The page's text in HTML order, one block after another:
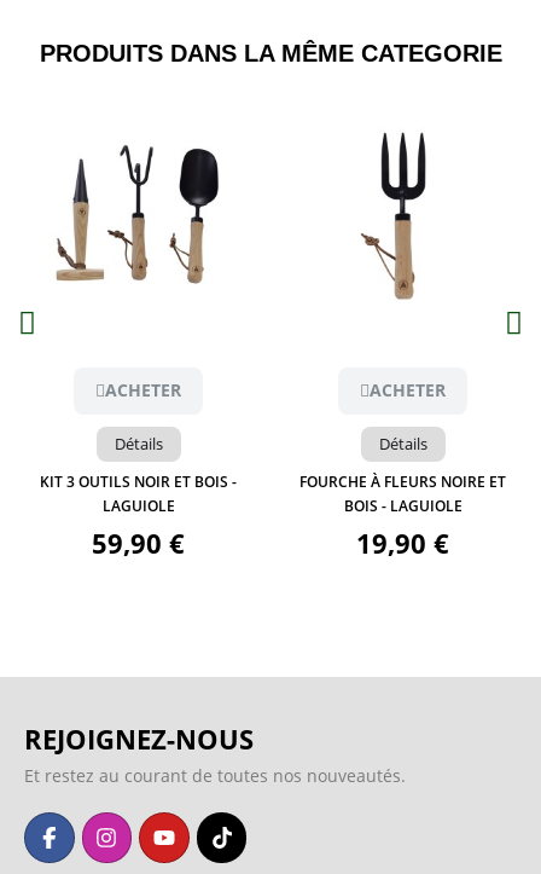
PRODUITS DANS LA MÊME CATEGORIE​
ACHETER
Détails
KIT 3 OUTILS NOIR ET BOIS -
LAGUIOLE
59,90 €
Aperçu
ACHETER
Détails
FOURCHE À FLEURS NOIRE ET
BOIS - LAGUIOLE
19,90 €
REJOIGNEZ-NOUS
Et restez au courant de toutes nos nouveautés.